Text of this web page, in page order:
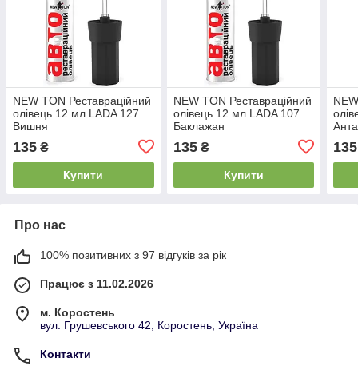
NEW TON Реставраційний
олівець 12 мл LADA 127
Вишня
135 ₴
Купити
NEW TON Реставраційний
олівець 12 мл LADA 107
Баклажан
135₴
Купити
135
Про нас
100% позитивних з 97 відгуків за рік
Працює з 11.02.2026
м. Коростень
вул. Грушевського 42, Коростень, Україна
Контакти